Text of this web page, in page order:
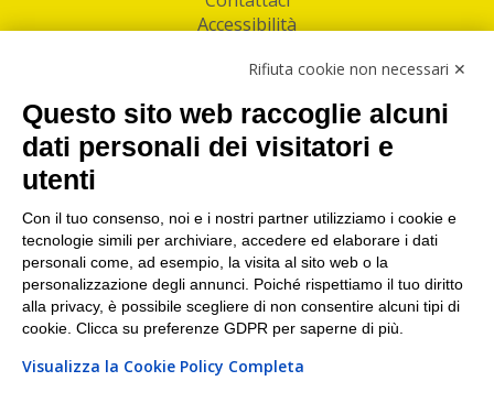
Accessibilità
Facebook
Linkedin
I nostri punti di ritiro e spedizione pacchi nelle
maggiori città italiane
Torino|Milano|Roma|Bologna|Firenze| Genova
Napoli|Varese
Rifiuta cookie non necessari ✕
Questo sito web raccoglie alcuni
dati personali dei visitatori e
utenti
Con il tuo consenso, noi e i nostri partner utilizziamo i cookie e
tecnologie simili per archiviare, accedere ed elaborare i dati
personali come, ad esempio, la visita al sito web o la
personalizzazione degli annunci. Poiché rispettiamo il tuo diritto
alla privacy, è possibile scegliere di non consentire alcuni tipi di
cookie. Clicca su preferenze GDPR per saperne di più.
Visualizza la Cookie Policy Completa